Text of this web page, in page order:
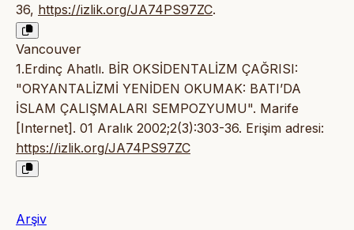
36, https://izlik.org/JA74PS97ZC.
Vancouver
1.Erdinç Ahatlı. BİR OKSİDENTALİZM ÇAĞRISI:
"ORYANTALİZMİ YENİDEN OKUMAK: BATI’DA
İSLAM ÇALIŞMALARI SEMPOZYUMU". Marife
[Internet]. 01 Aralık 2002;2(3):303-36. Erişim adresi:
https://izlik.org/JA74PS97ZC
Arşiv